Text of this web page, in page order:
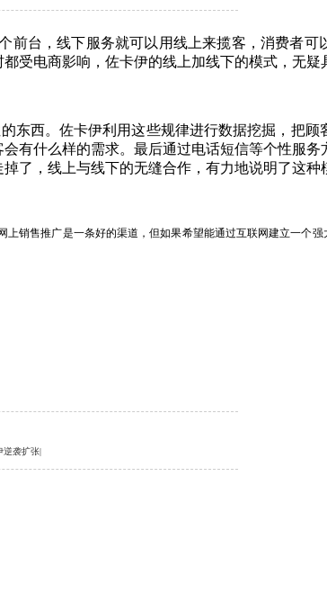
台，线下服务就可以用线上来揽客，消费者可
受电商影响，佐卡伊的线上加线下的模式，无疑
西。佐卡伊利用这些规律进行数据挖掘，把顾
有什么样的需求。最后通过电话短信等个性服务
了，线上与线下的无缝合作，有力地说明了这种
上销售推广是一条好的渠道，但如果希望能通过互联网建立一个
逆袭扩张|